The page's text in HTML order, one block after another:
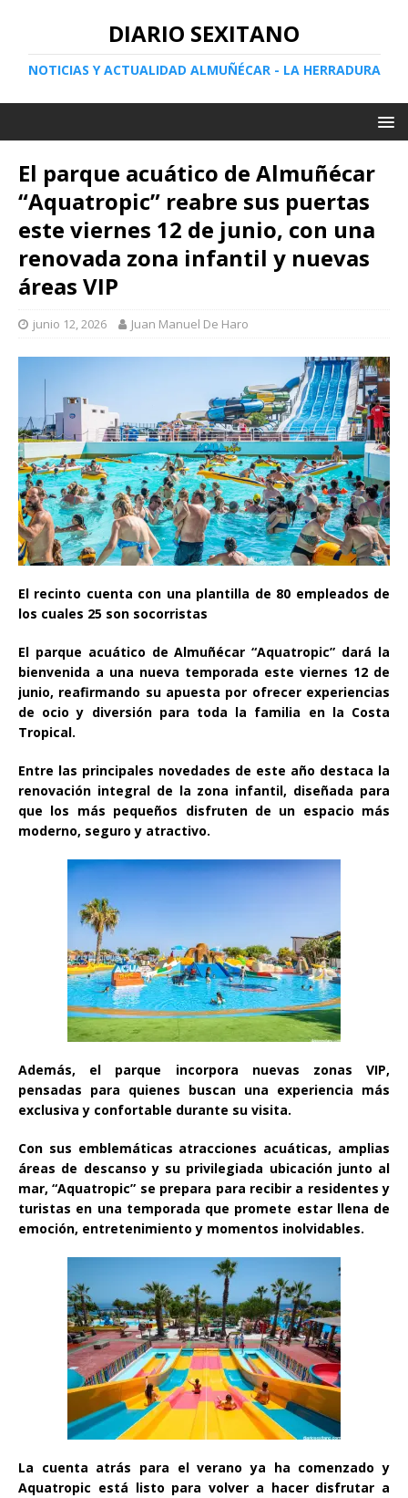
DIARIO SEXITANO
NOTICIAS Y ACTUALIDAD ALMUÑÉCAR - LA HERRADURA
El parque acuático de Almuñécar
“Aquatropic” reabre sus puertas
este viernes 12 de junio, con una
renovada zona infantil y nuevas
áreas VIP
junio 12, 2026 Juan Manuel De Haro
El recinto cuenta con una plantilla de 80 empleados de
los cuales 25 son socorristas
El parque acuático de Almuñécar “Aquatropic” dará la
bienvenida a una nueva temporada este viernes 12 de
junio, reafirmando su apuesta por ofrecer experiencias
de ocio y diversión para toda la familia en la Costa
Tropical.
Entre las principales novedades de este año destaca la
renovación integral de la zona infantil, diseñada para
que los más pequeños disfruten de un espacio más
moderno, seguro y atractivo.
Además, el parque incorpora nuevas zonas VIP,
pensadas para quienes buscan una experiencia más
exclusiva y confortable durante su visita.
Con sus emblemáticas atracciones acuáticas, amplias
áreas de descanso y su privilegiada ubicación junto al
mar, “Aquatropic” se prepara para recibir a residentes y
turistas en una temporada que promete estar llena de
emoción, entretenimiento y momentos inolvidables.
La cuenta atrás para el verano ya ha comenzado y
Aquatropic está listo para volver a hacer disfrutar a